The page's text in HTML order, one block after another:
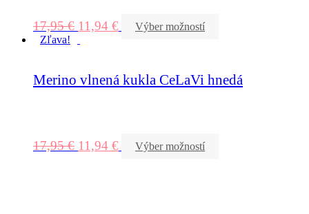
17,95€ 11,94 €
Výber možností
Zľava!
Merino vlnená kukla CeLaVi hnedá
17,95€ 11,94 € Výber možností